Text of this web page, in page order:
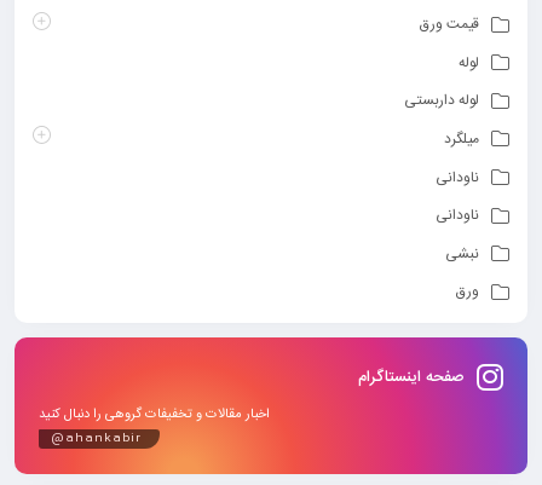
قیمت ورق
لوله
لوله داربستی
میلگرد
ناودانی
ناودانی
نبشی
ورق
صفحه اینستاگرام
اخبار مقالات و تخفیفات گروهی را دنبال کنید
@ahankabir